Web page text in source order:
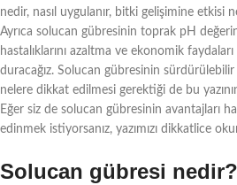
nedir, nasıl uygulanır, bitki gelişimine etkisi
Ayrıca solucan gübresinin toprak pH
hastalıklarını azaltma ve ekonomik
duracağız. Solucan gübresinin sürdürülebilir
nelere dikkat edilmesi gerektiği de bu
Eğer siz de solucan gübresinin avantajları
edinmek istiyorsanız, yazımızı dikkatlice
Solucan gübresi nedir?